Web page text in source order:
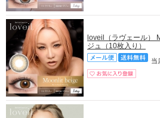
loveil（ラヴェール）
ジュ（10枚入り）
当